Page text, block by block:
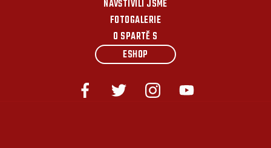
NAVŠTÍVILI JSME
FOTOGALERIE
O SPARTĚ S
ESHOP